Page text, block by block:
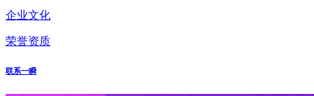
企业文化
荣誉资质
联系一瞬